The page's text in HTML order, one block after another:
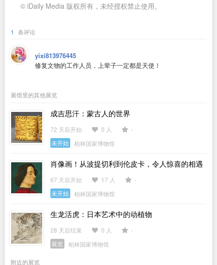
© iDaily Media 版权所有，未经授权禁止使用。
1 条评论
yixi813976445
修复文物的工作人员，上辈子一定都是天使！
展馆里的其他展览
成吉思汗：蒙古人的世界
72 天后开始 0 人
-
未开始
柏林国家博物馆
肖像画！从波提切利到伦皮卡，令人惊喜的相遇
67 天后开始 17 人
-
未开始
柏林国家博物馆
生龙活虎：日本艺术中的动植物
28 天后结束 0 人
-
展览
柏林国家博物馆
附近的展览